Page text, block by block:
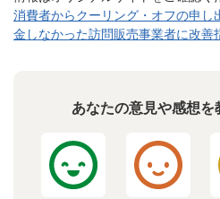
消費者からクーリング・オフの申し
金しなかった訪問販売事業者に改善
あなたの意見や感想を